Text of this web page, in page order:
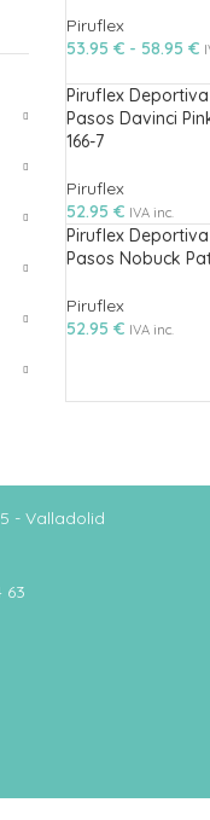
Piruflex
53.95 € - 58.95 €
Piruflex
Pasos Davinci
166-7
Piruflex
52.95 € IVA inc.
Piruflex
Pasos Nobuck
Piruflex
52.95 € IVA inc.
- Valladolid
63